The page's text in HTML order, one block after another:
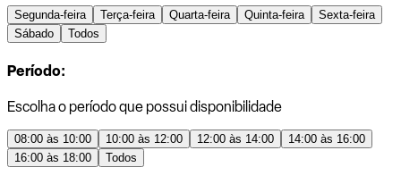
Segunda-feira Terça-feira Quarta-feira Quinta-feira
Sexta-feira
Sábado
Todos
Período:
Escolha o período que possui disponibilidade
08:00 às 10:00 10:00 às 12:00 12:00 às 14:00
14:00 às 16:00
16:00 às 18:00
Todos